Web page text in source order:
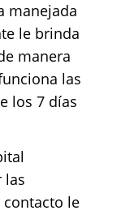
manejada
le brinda
manera
las
los 7 días
las
le